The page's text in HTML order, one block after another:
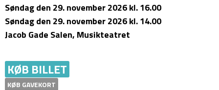
Søndagden 29. november 2026 kl. 16.00
Søndagden 29. november 2026 kl. 14.00
Jacob Gade Salen, Musikteatret
KØB BILLET
KØB GAVEKORT